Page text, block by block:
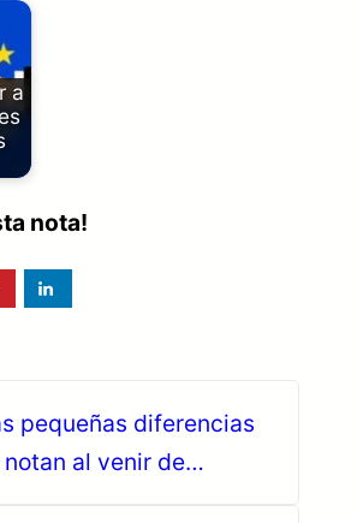
a
nota!
pequeñas diferencias
notan al venir de